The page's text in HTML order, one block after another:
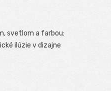
svetlom a farbou:
ilúzie v dizajne